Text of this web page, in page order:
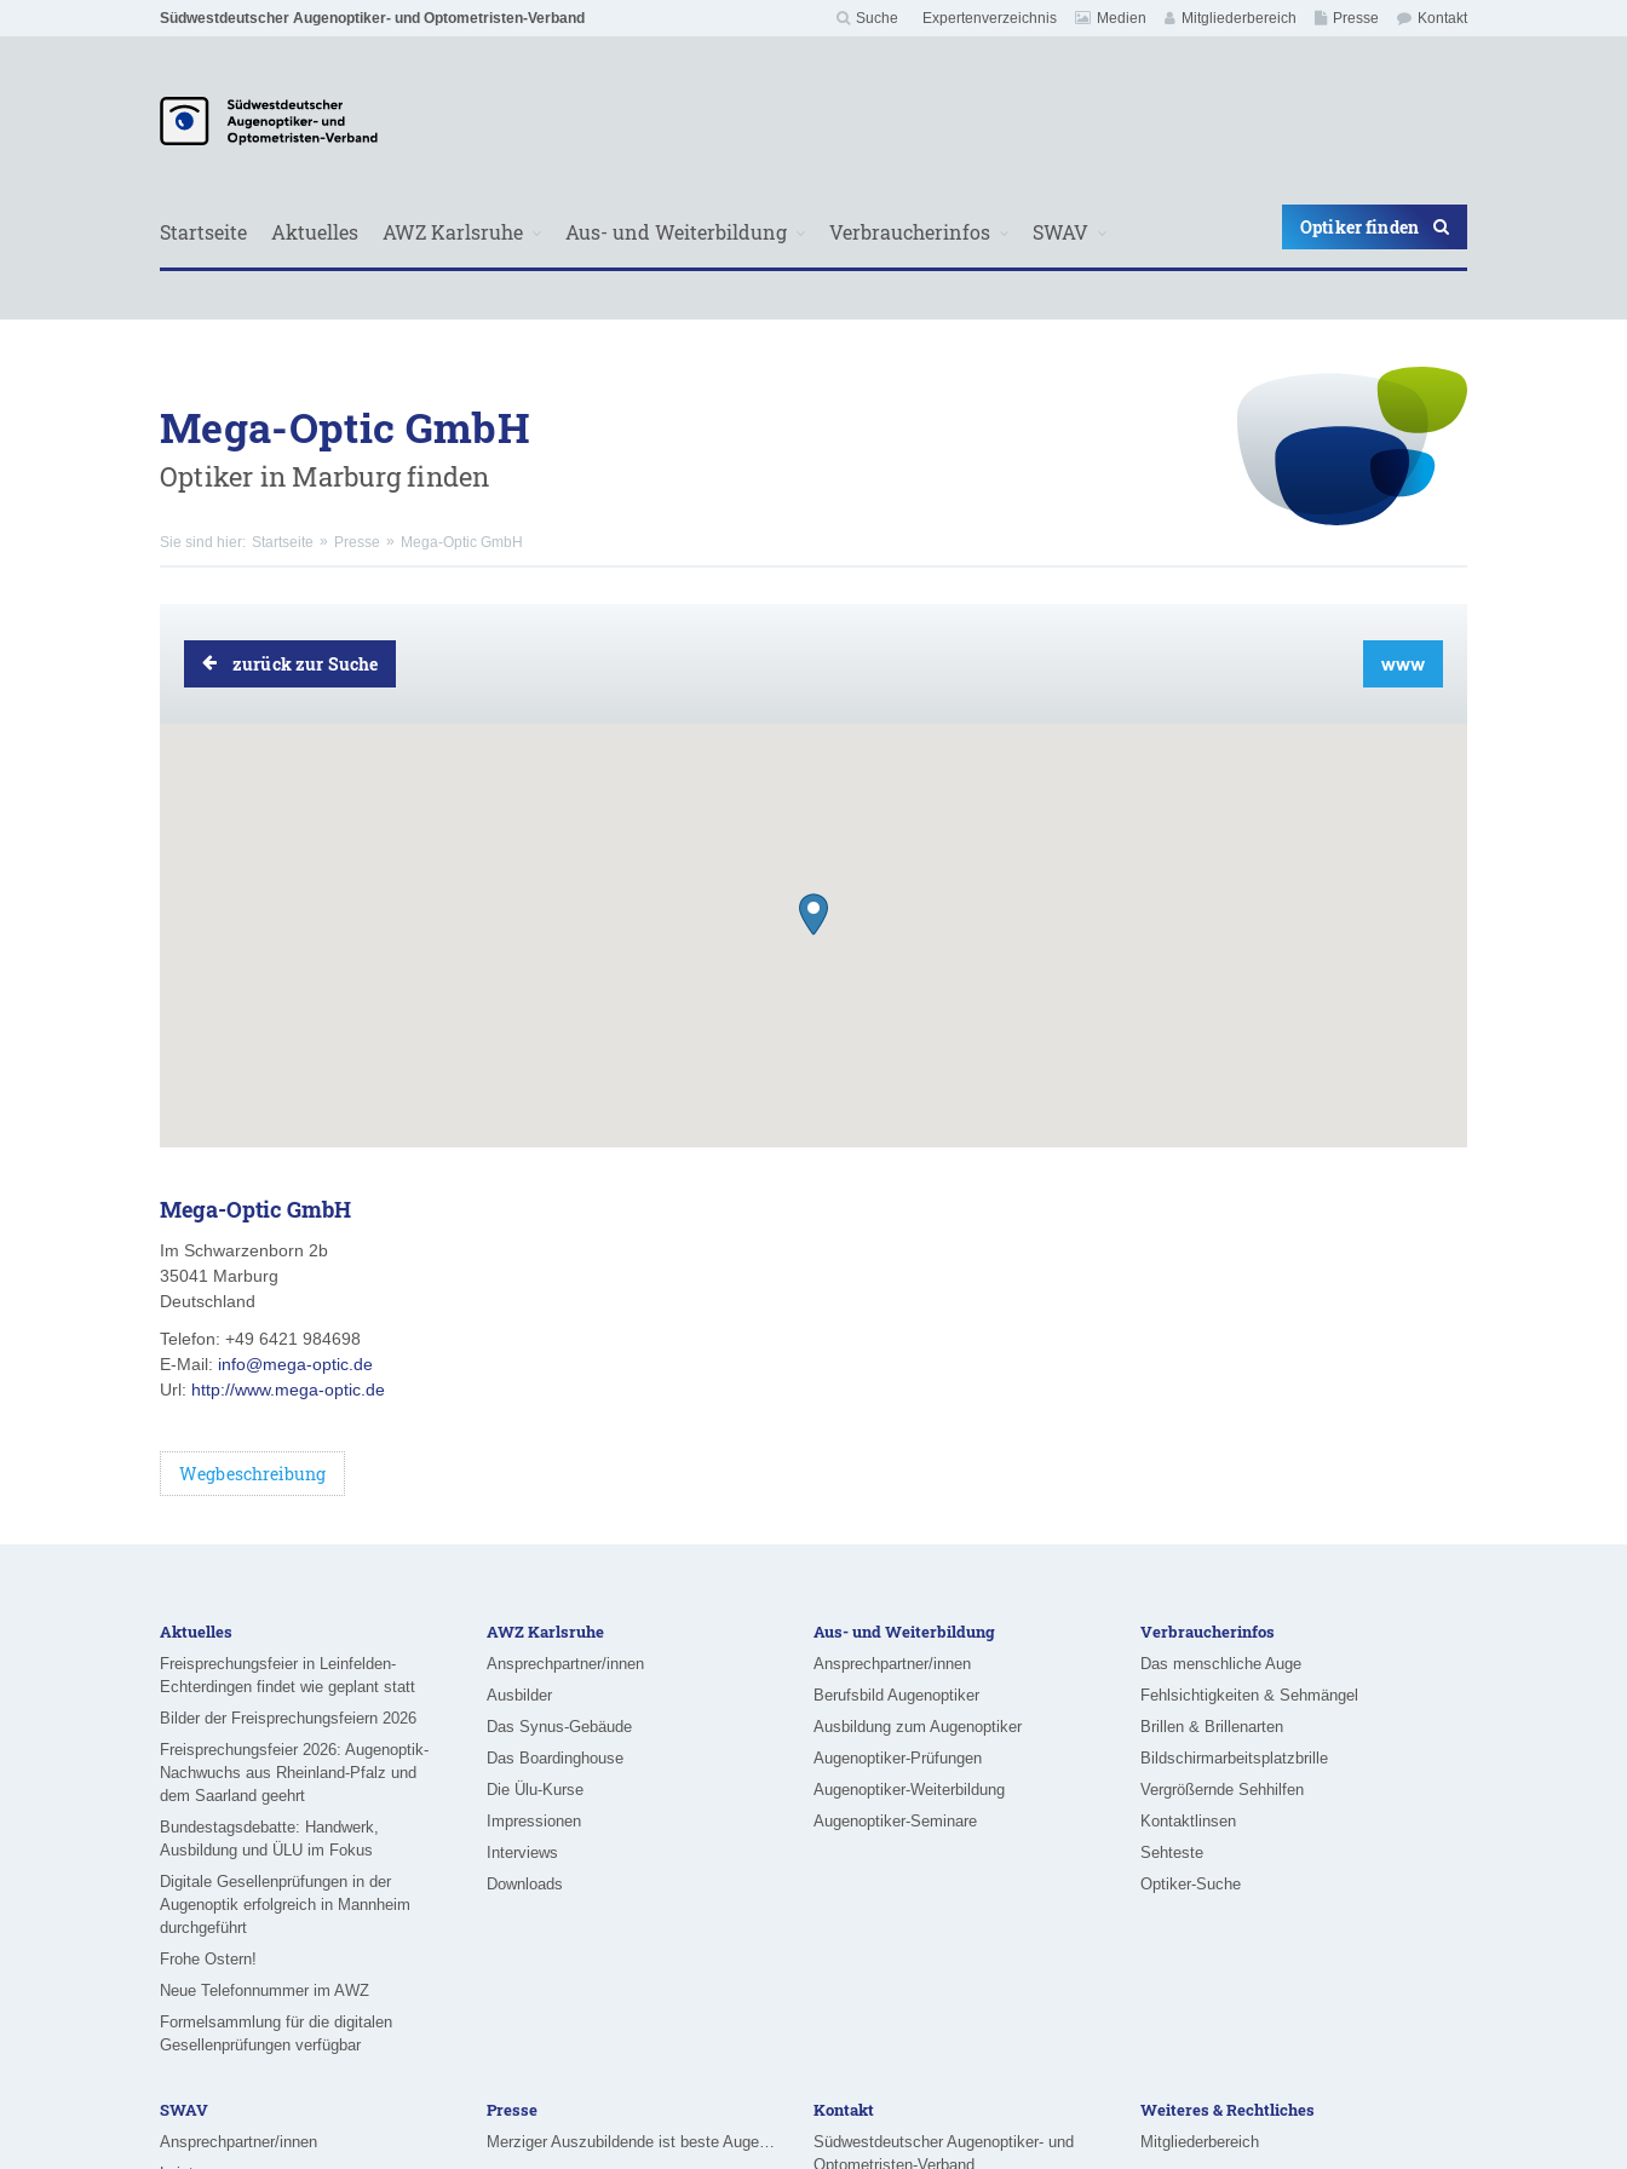
Südwestdeutscher Augenoptiker- und Optometristen-Verband Kontakt
Presse
Mitgliederbereich
Medien
Expertenverzeichnis
Suche
Startseite Aktuelles AWZ Karlsruhe Aus- und Weiterbildung Verbraucherinfos SWAV Optiker finden
Mega-Optic GmbH
Optiker in Marburg finden
Sie sind hier: Startseite Presse Mega-Optic GmbH
zurück zur Suche
Mega-Optic GmbH
Im Schwarzenborn 2b
35041 Marburg
Deutschland
Telefon: +49 6421 984698
E-Mail: info@mega-optic.de
Url: http://www.mega-optic.de
Wegbeschreibung
Aktuelles
Freisprechungsfeier in Leinfelden-
Echterdingen findet wie geplant statt
Bilder der Freisprechungsfeiern 2026
Freisprechungsfeier 2026: Augenoptik-
Nachwuchs aus Rheinland-Pfalz und
dem Saarland geehrt
Bundestagsdebatte: Handwerk,
Ausbildung und ÜLU im Fokus
Digitale Gesellenprüfungen in der
Augenoptik erfolgreich in Mannheim
durchgeführt
Frohe Ostern!
Neue Telefonnummer im AWZ
Formelsammlung für die digitalen
Gesellenprüfungen verfügbar
AWZ Karlsruhe
Ansprechpartner/innen
Ausbilder
Das Synus-Gebäude
Das Boardinghouse
Die Ülu-Kurse
Impressionen
Interviews
Downloads
Aus- und Weiterbildung
Ansprechpartner/innen
Berufsbild Augenoptiker
Ausbildung zum Augenoptiker
Augenoptiker-Prüfungen
Augenoptiker-Weiterbildung
Augenoptiker-Seminare
Verbraucherinfos
Das menschliche Auge
Fehlsichtigkeiten & Sehmängel
Brillen & Brillenarten
Bildschirmarbeitsplatzbrille
Vergrößernde Sehhilfen
Kontaktlinsen
Sehteste
Optiker-Suche
SWAV
Ansprechpartner/innen
Presse
Merziger Auszubildende ist beste Augenoptikerin im Saarland
Kontakt
Südwestdeutscher Augenoptiker- und
Optometristen-Verband
Weiteres & Rechtliches
Mitgliederbereich